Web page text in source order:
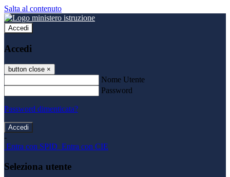
Salta al contenuto
Accedi
Accedi
button close ×
Nome Utente
Password
Password dimenticata?
-
Entra con SPID Entra con CIE
Seleziona utente